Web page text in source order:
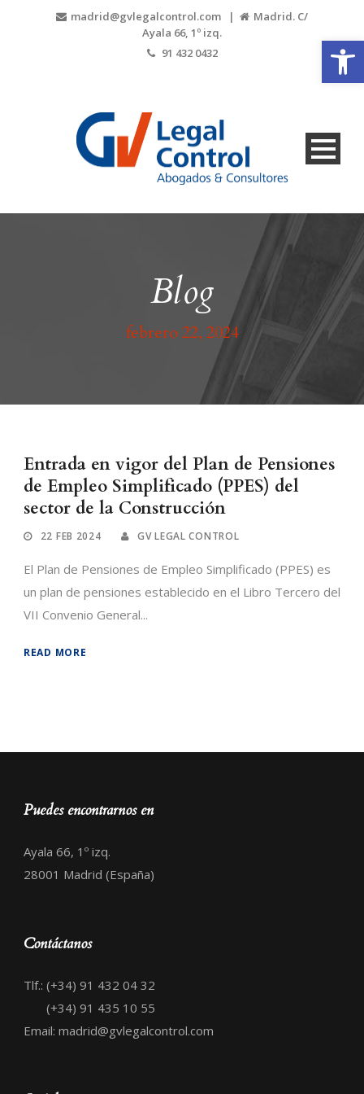
madrid@gvlegalcontrol.com |
Madrid. C/
Ayala 66, 1º izq.
91 432 0432
Blog
febrero 22, 2024
Entrada en vigor del Plan de Pensiones
de Empleo Simplificado (PPES) del
sector de la Construcción
22 FEB 2024 GV LEGAL CONTROL
El Plan de Pensiones de Empleo Simplificado (PPES) es
un plan de pensiones establecido en el Libro Tercero del
VII Convenio General...
READ MORE
Puedes encontrarnos en
Ayala 66, 1º izq.
28001 Madrid (España)
Contáctanos
Tlf.: (+34) 91 432 04 32
(+34) 91 435 10 55
Email: madrid@gvlegalcontrol.com